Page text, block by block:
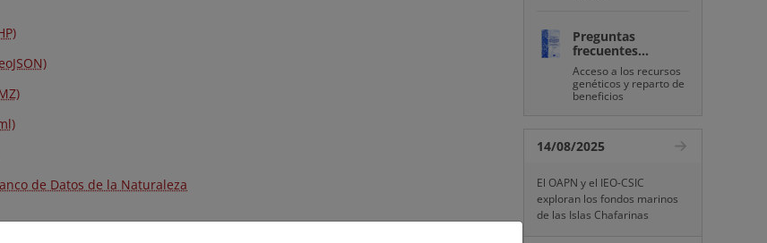
de Datos de la Naturaleza
Preguntas
frecuentes...
Acceso a los recursos
genéticos y reparto de
beneficios
14/08/2025
El OAPN y el IEO-CSIC
exploran los fondos marinos
de las Islas Chafarinas